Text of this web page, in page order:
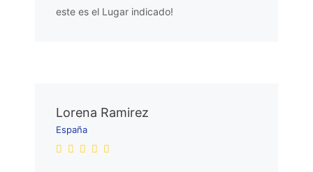
este es el Lugar indicado!
Lorena Ramirez
España